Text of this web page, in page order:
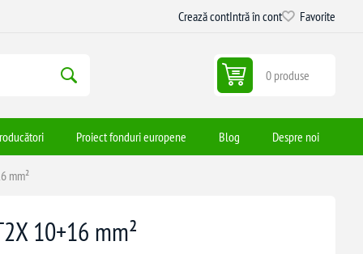
Crează contIntră în cont Favorite
0 produse
Proiect fonduri europene Blog Despre noi
mm²
10+16 mm²